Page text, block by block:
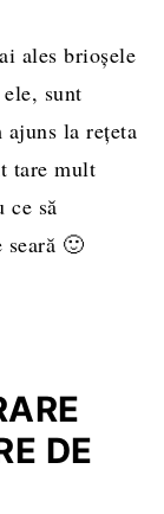
ales brioşele
sunt
la reţeta
tare mult
ce să
seară 🙂
DE